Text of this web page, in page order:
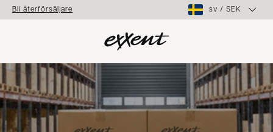
Bli återförsäljare sv / SEK